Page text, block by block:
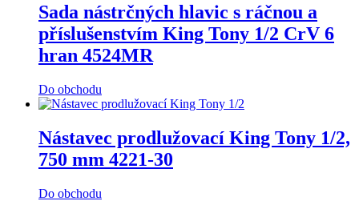
Sada nástrčných hlavic s ráčnou a
příslušenstvím King Tony 1/2 CrV 6
hran 4524MR
Do obchodu
Nástavec prodlužovací King Tony 1/2,
750 mm 4221-30
Do obchodu